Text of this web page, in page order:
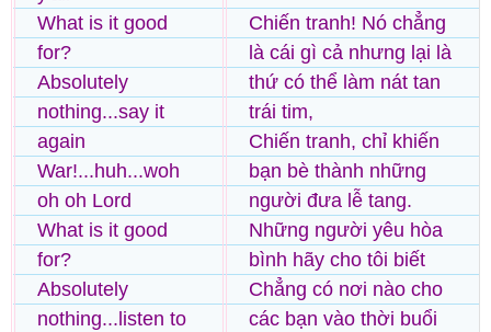
What is it good
for?
Absolutely
nothing...say it
again
War!...huh...woh
oh oh Lord
What is it good
for?
Absolutely
nothing...listen to
Chiến tranh! Nó chẳng
là cái gì cả nhưng lại là
thứ có thể làm nát tan
trái tim,
Chiến tranh, chỉ khiến
bạn bè thành những
người đưa lễ tang.
Những người yêu hòa
bình hãy cho tôi biết
Chẳng có nơi nào cho
các bạn vào thời buổi